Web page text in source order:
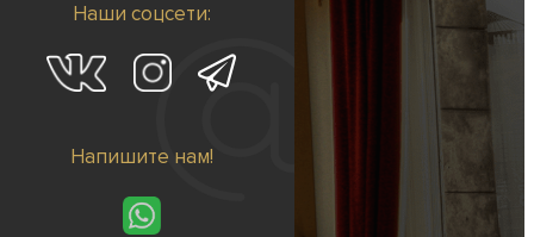
Наши соцсети:
Напишите нам!